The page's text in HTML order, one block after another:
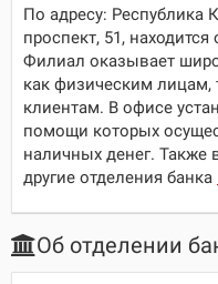
По адресу: Республика
проспект, 51,
Филиал оказывает
как физическим лицам,
клиентам. В офисе
помощи которых
наличных денег. Также
другие отделения банка
Об отделении